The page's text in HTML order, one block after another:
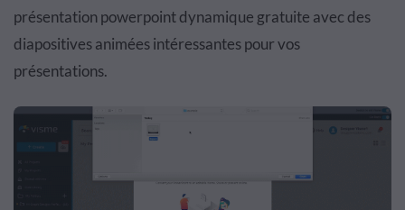
présentation powerpoint dynamique gratuite avec des
diapositives animées intéressantes pour vos
présentations.